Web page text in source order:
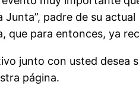
Junta”, padre de su
para entonces, ya
junto con usted desea
página.